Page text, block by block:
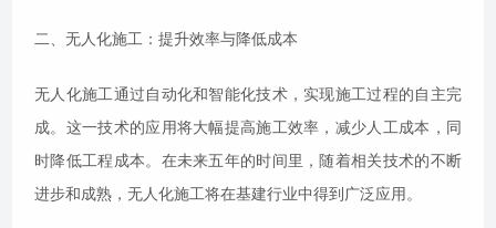
二、无人化施工：提升效率与降低成本
无人化施工通过自动化和智能化技术，实现施工过程的自主完
成。这一技术的应用将大幅提高施工效率，减少人工成本，同
时降低工程成本。在未来五年的时间里，随着相关技术的不断
进步和成熟，无人化施工将在基建行业中得到广泛应用。